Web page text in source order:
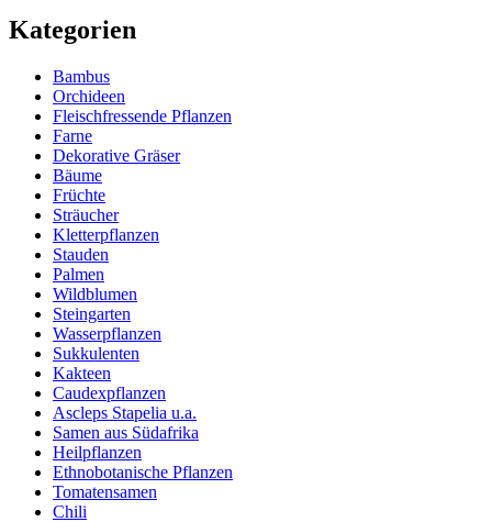
Kategorien
Bambus
Orchideen
Fleischfressende Pflanzen
Farne
Dekorative Gräser
Bäume
Früchte
Sträucher
Kletterpflanzen
Stauden
Palmen
Wildblumen
Steingarten
Wasserpflanzen
Sukkulenten
Kakteen
Caudexpflanzen
Ascleps Stapelia u.a.
Samen aus Südafrika
Heilpflanzen
Ethnobotanische Pflanzen
Tomatensamen
Chili